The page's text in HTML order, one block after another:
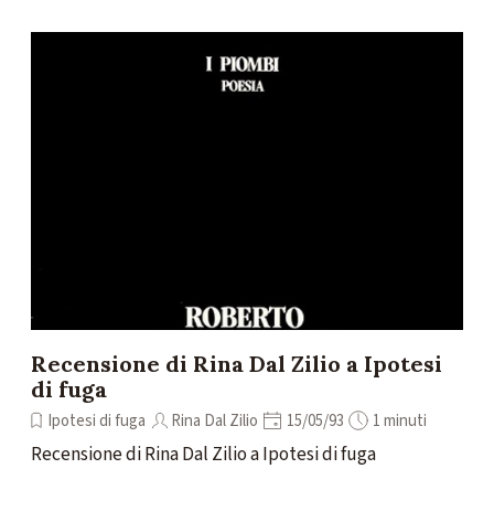
Recensione di Rina Dal Zilio a Ipotesi
di fuga
Ipotesi di fuga Rina Dal Zilio 15/05/93 1 minuti
Recensione di Rina Dal Zilio a Ipotesi di fuga